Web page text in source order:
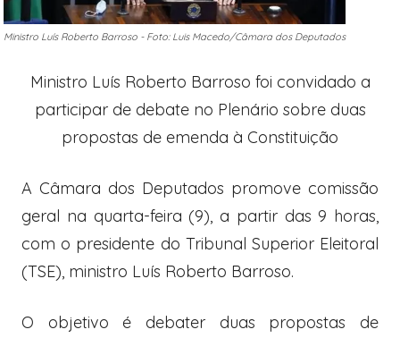
Ministro Luís Roberto Barroso - Foto: Luis Macedo/Câmara dos Deputados
Ministro Luís Roberto Barroso foi convidado a
participar de debate no Plenário sobre duas
propostas de emenda à Constituição
A Câmara dos Deputados promove comissão
geral na quarta-feira (9), a partir das 9 horas,
com o presidente do Tribunal Superior Eleitoral
(TSE), ministro Luís Roberto Barroso.
O objetivo é debater duas propostas de